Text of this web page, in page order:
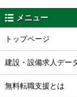
メニュー
トップページ
建設・設備求人デー
無料転職支援とは